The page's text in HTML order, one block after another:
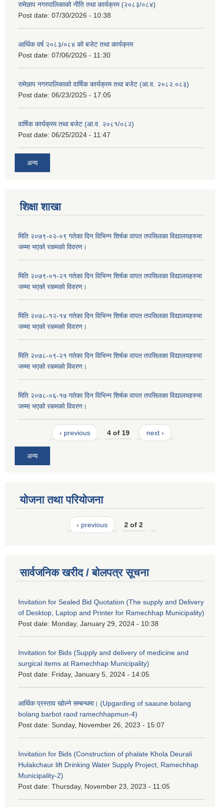
रामेछाप नगरपालिकाको नीति तथा कार्यक्रम (२०८३/०८४)
Post date: 07/30/2026 - 10:38
आर्थिक वर्ष २०८३/०८४ को बजेट तथा कार्यक्रम
Post date: 07/06/2026 - 11:30
रामेछाप नगरपालिकाको वार्षिक कार्यक्रम तथा बजेट (आ.व. २०८२.०८३)
Post date: 06/23/2025 - 17:05
वार्षिक कार्यक्रम तथा बजेट (आ.व. २०८१/०८२)
Post date: 06/25/2024 - 11:47
अन्य
शिक्षा शाखा
मिति २०७९-०२-०९ गतेका दिन विभिन्न शिर्षक वापत तपसिलका विद्यालयहरुमा
जम्मा भएको रकमको विवरण।
मिति २०७९-०१-२१ गतेका दिन विभिन्न शिर्षक वापत तपसिलका विद्यालयहरुमा
जम्मा भएको रकमको विवरण।
मिति २०७८-१२-१४ गतेका दिन विभिन्न शिर्षक वापत तपसिलका विद्यालयहरुमा
जम्मा भएको रकमको विवरण।
मिति २०७८-०९-२१ गतेका दिन विभिन्न शिर्षक वापत तपसिलका विद्यालयहरुमा
जम्मा भएको रकमको विवरण।
मिति २०७८-०६-१७ गतेका दिन विभिन्न शिर्षक वापत तपसिलका विद्यालयहरुमा
जम्मा भएको रकमको विवरण।
‹ previous 4 of 19 next ›
अन्य
योजना तथा परियोजना
‹ previous 2 of 2
सार्वजनिक खरीद / बोलपत्र सूचना
Invitation for Sealed Bid Quotation (The supply and Delivery
of Desktop, Laptop and Printer for Ramechhap Municipality)
Post date: Monday, January 29, 2024 - 10:38
Invitation for Bids (Supply and delivery of medicine and
surgical items at Ramechhap Municipality)
Post date: Friday, January 5, 2024 - 14:05
आर्थिक प्रस्ताव खोल्ने सम्बन्धमा। (Upgarding of saaune bolang
bolang barbot raod ramechhapmun-4)
Post date: Sunday, November 26, 2023 - 15:07
Invitation for Bids (Construction of phalate Khola Deurali
Hulakchaur lift Drinking Water Supply Project, Ramechhap
Municipality-2)
Post date: Thursday, November 23, 2023 - 11:05